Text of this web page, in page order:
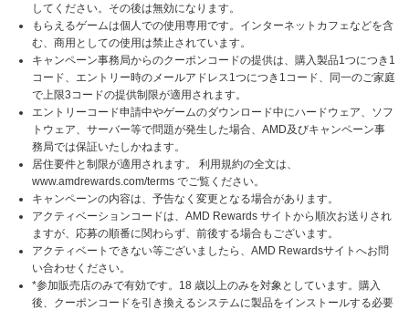
してください。その後は無効になります。
もらえるゲームは個人での使用専用です。インターネットカフェなどを含
む、商用としての使用は禁止されています。
キャンペーン事務局からのクーポンコードの提供は、購入製品1つにつき1
コード、エントリー時のメールアドレス1つにつき1コード、同一のご家庭
で上限3コードの提供制限が適用されます。
エントリーコード申請中やゲームのダウンロード中にハードウェア、ソフ
トウェア、サーバー等で問題が発生した場合、AMD及びキャンペーン事
務局では保証いたしかねます。
居住要件と制限が適用されます。 利用規約の全文は、
www.amdrewards.com/terms でご覧ください。
キャンペーンの内容は、予告なく変更となる場合があります。
アクティベーションコードは、AMD Rewards サイトから順次お送りされ
ますが、応募の順番に関わらず、前後する場合もございます。
アクティベートできない等ございましたら、AMD Rewardsサイトへお問
い合わせください。
*参加販売店のみで有効です。18 歳以上のみを対象としています。購入
後、クーポンコードを引き換えるシステムに製品をインストールする必要